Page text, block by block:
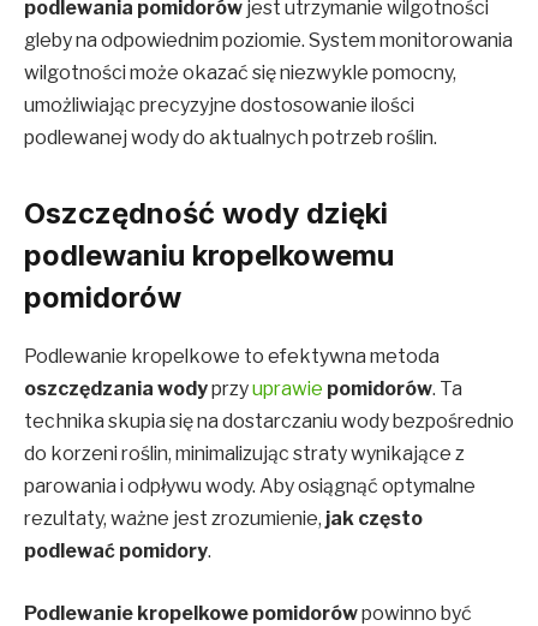
podlewania pomidorów jest utrzymanie wilgotności
gleby na odpowiednim poziomie. System monitorowania
wilgotności może okazać się niezwykle pomocny,
umożliwiając precyzyjne dostosowanie ilości
podlewanej wody do aktualnych potrzeb roślin.
Oszczędność wody dzięki
podlewaniu kropelkowemu
pomidorów
Podlewanie kropelkowe to efektywna metoda
oszczędzania wodyprzyuprawie pomidorów. Ta
technika skupia się na dostarczaniu wody bezpośrednio
do korzeni roślin, minimalizując straty wynikające z
parowania i odpływu wody. Aby osiągnąć optymalne
rezultaty, ważne jest zrozumienie, jak często
podlewać pomidory.
Podlewanie kropelkowe pomidorówpowinno być